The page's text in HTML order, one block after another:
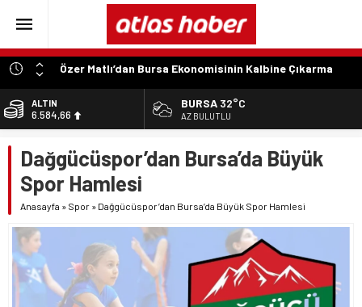
Özer Matlı’dan Bursa Ekonomisinin Kalbine Çıkarma
“Aynı Düzenleme Neden Emeklilere Uygulanmadı?”
“Engelli Emekliliğinde Kazanılmış Haklar Korunmalı,
Belirsizlikler Son Bulmalı”
“Engelliler Bu Ülkede Başarıyı Kimsenin Lütfuyla Değil,
İğneyle Kuyu Kazarak Kazanıyor”
Konusudur”
ALTIN
6.584,66
13.889,75
DOLAR
47,7046
55,0051
BURSA 32°C
AZ BULUTLU
Dağgücüspor’dan Bursa’da Büyük
Spor Hamlesi
Anasayfa » Spor » Dağgücüspor’dan Bursa’da Büyük Spor Hamlesi